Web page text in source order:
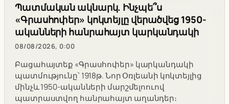
Պատմական ակնարկ. Ինչպե՞ս
«Գրասհոփեր» կոկտեյլը վերածվեց 1950-
ականների հանրահայտ կարկանդակի
08/08/2026, 0:00
Բացահայտեք «Գրասհոփեր» կարկանդակի
պատմությունը՝ 1918թ. Նոր Օռլեանի կոկտեյլից
մինչև 1950-ականների մարշմելոուով
պատրաստվող հանրահայտ աղանդեր։